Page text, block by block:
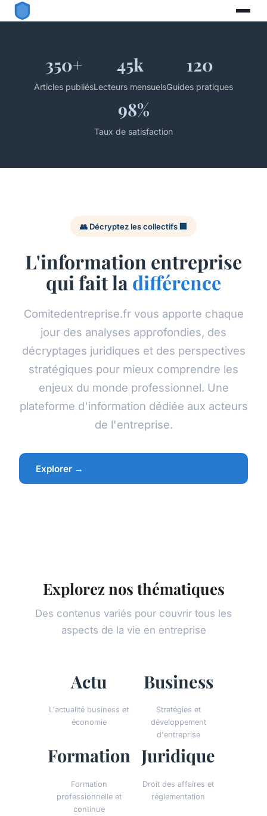
350+
Articles publiés
45k
Lecteurs mensuels
120
Guides pratiques
98%
Taux de satisfaction
👥 Décryptez les collectifs 🏢
L'information entreprise
qui fait ladifférence
Comitedentreprise.fr vous apporte chaque
jour des analyses approfondies, des
décryptages juridiques et des perspectives
stratégiques pour mieux comprendre les
enjeux du monde professionnel. Une
plateforme d'information dédiée aux acteurs
de l'entreprise.
Explorer →
Explorez nos thématiques
Des contenus variés pour couvrir tous les
aspects de la vie en entreprise
Actu
L'actualité business et
économie
Business
Stratégies et
développement
d'entreprise
Formation
Formation
professionnelle et
continue
Juridique
Droit des affaires et
réglementation